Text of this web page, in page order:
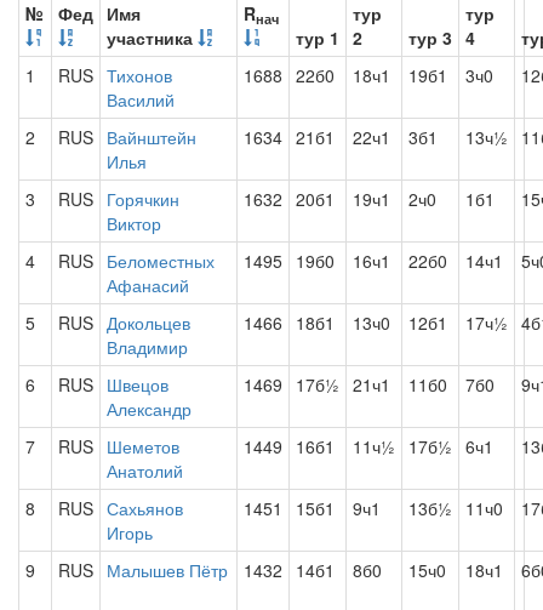
№ Фед Имя
участника
Rнач
тур 1
тур
2
тур 3
тур
4
1
RUS Тихонов
Василий
1688 22б0 18ч1 19б1 3ч0
2 RUS Вайнштейн
Илья
1634 21б1 22ч1 3б1 13ч½
3 RUS Горячкин
Виктор
1632 20б1 19ч1 2ч0 1б1
4 RUS Беломестных
Афанасий
1495 19б0 16ч1 22б0 14ч1
5 RUS Докольцев
Владимир
1466 18б1 13ч0 12б1 17ч½
6 RUS Швецов
Александр
1469 17б½ 21ч1 11б0 7б0
7 RUS Шеметов
Анатолий
1449 16б1 11ч½ 17б½ 6ч1
8 RUS Сахьянов
Игорь
1451 15б1 9ч1 13б½ 11ч0
9 RUS Малышев Пётр 1432 14б1 8б0 15ч0 18ч1